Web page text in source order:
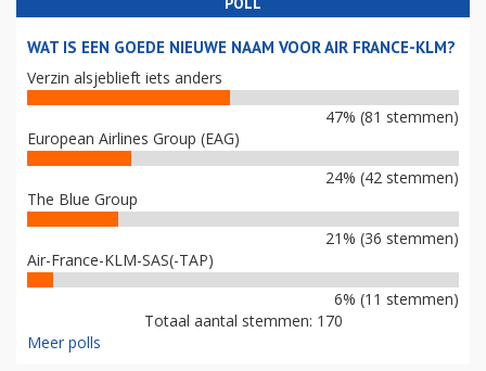
WAT IS EEN GOEDE NIEUWE NAAM VOOR AIR FRANCE-KLM?
Verzin alsjeblieft iets anders
47% (81 stemmen)
European Airlines Group (EAG)
24% (42 stemmen)
The Blue Group
21% (36 stemmen)
Air-France-KLM-SAS(-TAP)
6% (11 stemmen)
Totaal aantal stemmen: 170
Meer polls